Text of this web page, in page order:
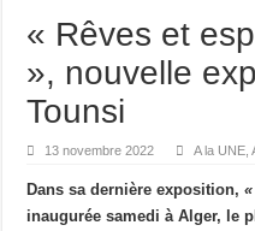
« Rêves et
», nouvelle
Tounsi
13 novembre 2022 A la UNE ,
Dans sa dernière exposition,
inaugurée samedi à Alger, le